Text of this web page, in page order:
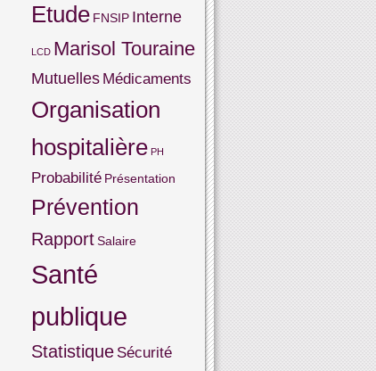
Etude FNSIP Interne
LCD Marisol Touraine
Mutuelles Médicaments
Organisation
hospitalière PH
Probabilité Présentation
Prévention
RapportSalaire
Santé
publique
Statistique Sécurité